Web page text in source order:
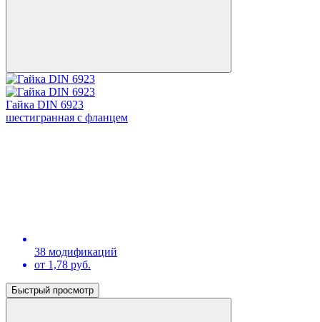
Гайка DIN 6923
шестигранная с фланцем
38 модификаций
от 1,78 руб.
Быстрый просмотр